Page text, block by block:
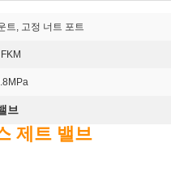
트, 고정 너트 포트
브
제트 밸브